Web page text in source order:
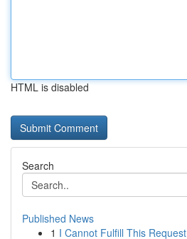
HTML is disabled
Search
Published News
1 I Cannot Fulfill This Request